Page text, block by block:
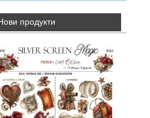
продукти